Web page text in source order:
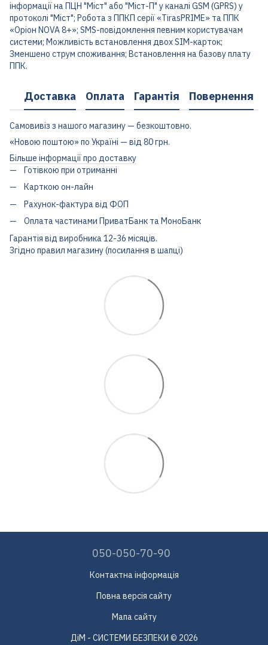
інформації на ПЦН "Міст" або "Міст-П" у каналі GSM (GPRS) у
протоколі "Міст"; Робота з ППКП серії «TirasPRIME» та ППК
«Оріон NOVA 8+»; SMS-повідомлення певним користувачам
системи; Можливість встановлення двох SIM-карток;
Зменшено струм споживання; Встановлення на базову плату
ППК.
Доставка Оплата Гарантія Повернення
Самовивіз з нашого магазину — безкоштовно.
«Новою поштою» по Україні — від 80 грн.
Більше інформації про доставку
Готівкою при отриманні
Карткою он-лайн
Рахунок-фактура від ФОП
Оплата частинами ПриватБанк та МоноБанк
Гарантія від виробника 12-36 місяців.
Згідно правил магазину (посилання в шапці)
050-050-70-90
Контактна інформація
Повна версія сайту
Мапа сайту
ДіМ - СИСТЕМИ БЕЗПЕКИ © 2026